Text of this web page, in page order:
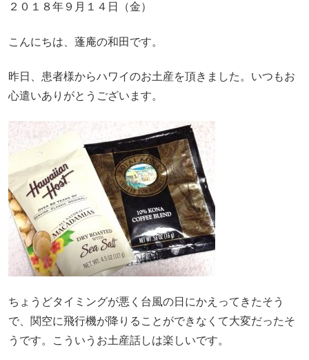
２０１８年９月１４日（金）
こんにちは、蓬庵の和田です。
昨日、患者様からハワイのお土産を頂きました。いつもお
心遣いありがとうございます。
ちょうどタイミングが悪く台風の日にかえってきたそう
で、関空に飛行機が降りることができなくて大変だったそ
うです。こういうお土産話しは楽しいです。